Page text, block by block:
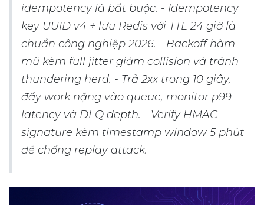
idempotency là bắt buộc. - Idempotency
key UUID v4 + lưu Redis với TTL 24 giờ là
chuẩn công nghiệp 2026. - Backoff hàm
mũ kèm full jitter giảm collision và tránh
thundering herd. - Trả 2xx trong 10 giây,
đẩy work nặng vào queue, monitor p99
latency và DLQ depth. - Verify HMAC
signature kèm timestamp window 5 phút
để chống replay attack.